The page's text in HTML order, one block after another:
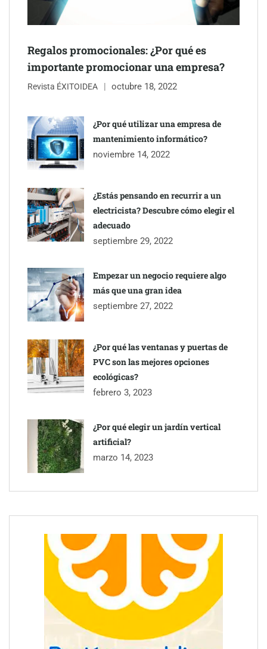
inmobiliarios: hasta 82% de ahorro por cobro
Gestoría Online reduce a unas horas el alta de autónomo
Regalos promocionales: ¿Por qué es
importante promocionar una empresa?
Revista ÉXITOIDEA octubre 18, 2022
¿Por qué utilizar una empresa de
mantenimiento informático?
noviembre 14, 2022
¿Estás pensando en recurrir a un
electricista? Descubre cómo elegir el
adecuado
septiembre 29, 2022
Empezar un negocio requiere algo
más que una gran idea
septiembre 27, 2022
¿Por qué las ventanas y puertas de
PVC son las mejores opciones
ecológicas?
febrero 3, 2023
¿Por qué elegir un jardín vertical
artificial?
marzo 14, 2023